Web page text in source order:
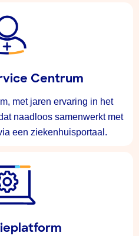
Centrum
met jaren ervaring in het
naadloos samenwerkt met
een ziekenhuisportaal.